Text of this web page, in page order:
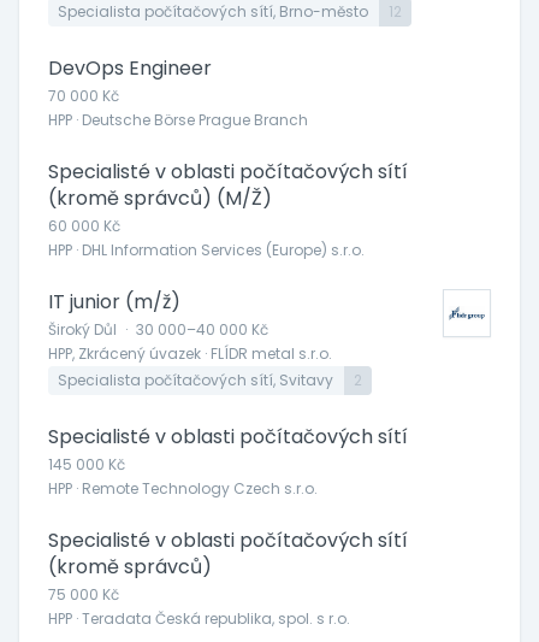
Specialista počítačových sítí, Brno-město
12
DevOps Engineer
70 000 Kč
HPP · Deutsche Börse Prague Branch
Specialisté v oblasti počítačových sítí
(kromě správců) (M/Ž)
60 000 Kč
HPP · DHL Information Services (Europe) s.r.o.
IT junior (m/ž)
Široký Důl · 30 000–40 000 Kč
HPP, Zkrácený úvazek · FLÍDR metal s.r.o.
Specialista počítačových sítí, Svitavy
2
Specialisté v oblasti počítačových sítí
145 000 Kč
HPP · Remote Technology Czech s.r.o.
Specialisté v oblasti počítačových sítí
(kromě správců)
75 000 Kč
HPP · Teradata Česká republika, spol. s r.o.